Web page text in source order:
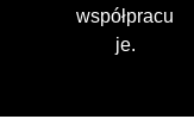
współpracu
je.